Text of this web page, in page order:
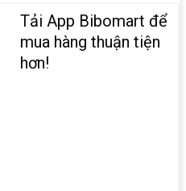
Tải App Bibomart để
mua hàng thuận tiện
hơn!